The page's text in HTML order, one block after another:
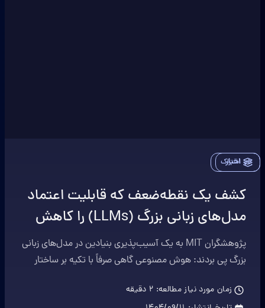
اخبار
اشتراک
کشف یک نقطه‌ضعف که قابلیت اعتماد
مدل‌های زبانی بزرگ (LLMs) را کاهش
می‌دهد
پژوهشگران MIT به یک آسیب‌پذیری بنیادین در مدل‌های زبانی
بزرگ پی بردند: هوش مصنوعی گاهی صرفاً با تکیه بر ساختار
می‌گیرد.زمان مورد نیاز مطالعه: 2 دقیقه